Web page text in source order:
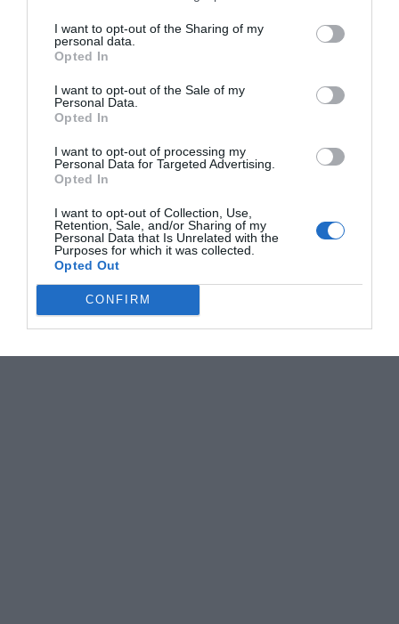
I want to opt-out of the Sharing of my
personal data.
Opted In
I want to opt-out of the Sale of my
Personal Data.
Opted In
I want to opt-out of processing my
Personal Data for Targeted Advertising.
Opted In
I want to opt-out of Collection, Use,
Retention, Sale, and/or Sharing of my
Personal Data that Is Unrelated with the
Purposes for which it was collected.
Opted Out
CONFIRM